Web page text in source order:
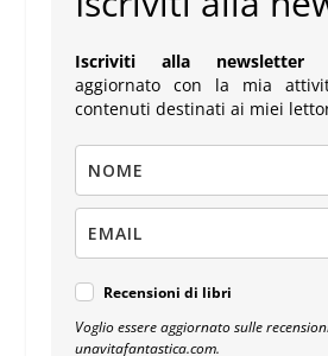
Iscriviti alla newsletter
aggiornato con la mia
contenuti destinati ai miei
Recensioni di libri
Voglio essere aggiornato sulle
unavitafantastica.com.